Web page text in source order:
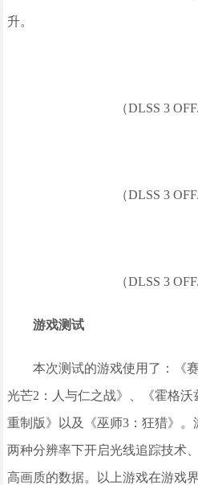
升。
（DLSS 3
（DLSS 3
（DLSS 3
游戏测试
本次测试的游戏使用了：《
光芒2：人与仁之战》、《霍格沃
重制版》以及《巫师3：狂猎》。
两种分辨率下开启光线追踪技术
高画质的数据。以上游戏在游戏